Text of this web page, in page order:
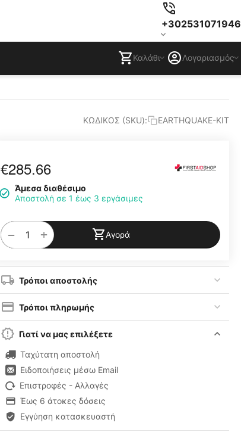
+302531071946
Καλάθι Λογαριασμός
ΚΩΔΙΚΟΣ (SKU): EARTHQUAKE-KIT
€285.66
Άμεσα διαθέσιμο
Αποστολή σε 1 έως 3 εργάσιμες
+
− Αγορά
Τρόποι αποστολής
Τρόποι πληρωμής
Γιατί να μας επιλέξετε
Ταχύτατη αποστολή
Ειδοποιήσεις μέσω Email
Επιστροφές - Αλλαγές
Έως 6 άτοκες δόσεις
Εγγύηση κατασκευαστή